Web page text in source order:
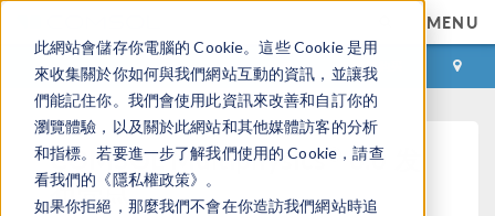
此網站會儲存你電腦的 Cookie。這些 Cookie 是用
來收集關於你如何與我們網站互動的資訊，並讓我
們能記住你。我們會使用此資訊來改善和自訂你的
瀏覽體驗，以及關於此網站和其他媒體訪客的分析
和指標。若要進一步了解我們使用的 Cookie，請查
看我們的《隱私權政策》。
如果你拒絕，那麼我們不會在你造訪我們網站時追
MENU
登录 咨询与购买
COMSOL Multiphysics® 6.0 发
布亮点